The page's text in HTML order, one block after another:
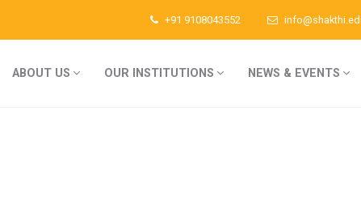
+91 9108043552
ABOUT US OUR INSTITUTIONS NEWS & EVENTS